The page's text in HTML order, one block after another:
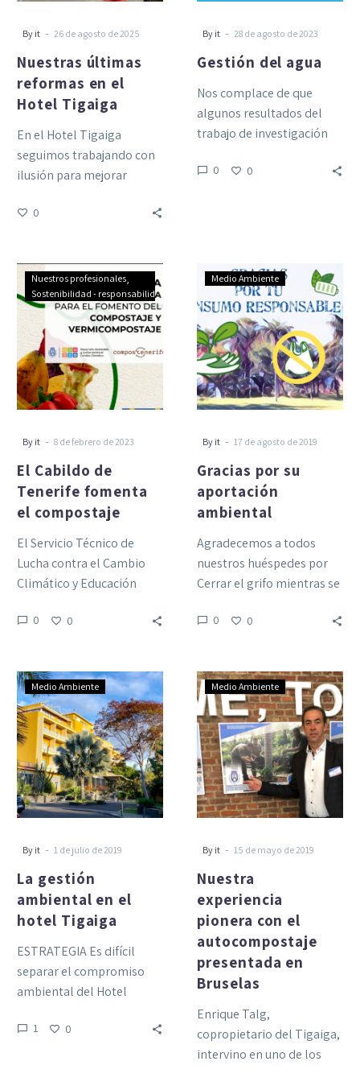
By it - 26 de agosto de 2025
Nuestras últimas
reformas en el
Hotel Tigaiga
En el Hotel Tigaiga
seguimos trabajando con
ilusión para mejorar
garantizar el máximo
0
By it - 28 de agosto de 2023
Gestión del agua
Nos complace de que
algunos resultados del
trabajo de investigación
del agua en el ámbito
0 0
El
Cabildo
de
Tenerife
fomenta
el
compostaje
Nuestros profesionales
Sostenibilidad - responsabilidad social
By it - 8 de febrero de 2023
El Cabildo de
Tenerife fomenta
el compostaje
El Servicio Técnico de
Lucha contra el Cambio
Climático y Educación
Desarrollo Sostenible y
0 0
Gracias
por
su
aportación
ambiental
Medio Ambiente
By it - 17 de agosto de 2019
Gracias por su
aportación
ambiental
Agradecemos a todos
nuestros huéspedes por
Cerrar el grifo mientras se
cada grifo apagado = 12…
0 0
La
gestión
ambiental
en
el
hotel
Tigaiga
Medio Ambiente
By it - 1 de julio de 2019
La gestión
ambiental en el
hotel Tigaiga
ESTRATEGIA Es difícil
separar el compromiso
ambiental del Hotel
viene desarrollando desde
1 0
Nuestra
experiencia
pionera
con
el
autocompostaje
presentada
en
Medio Ambiente
By it - 15 de mayo de 2019
Nuestra
experiencia
pionera con el
autocompostaje
presentada en
Bruselas
Enrique Talg,
copropietario del Tigaiga,
intervino en uno de los